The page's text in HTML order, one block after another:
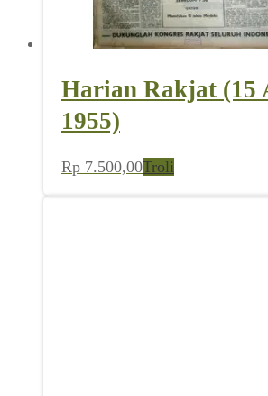
Harian Rakjat (15
1955)
Rp 7.500,00Troli